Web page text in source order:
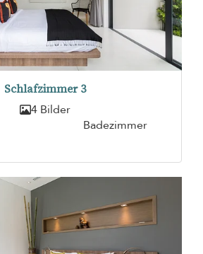
Schlafzimmer 3
4 Bilder
Badezimmer